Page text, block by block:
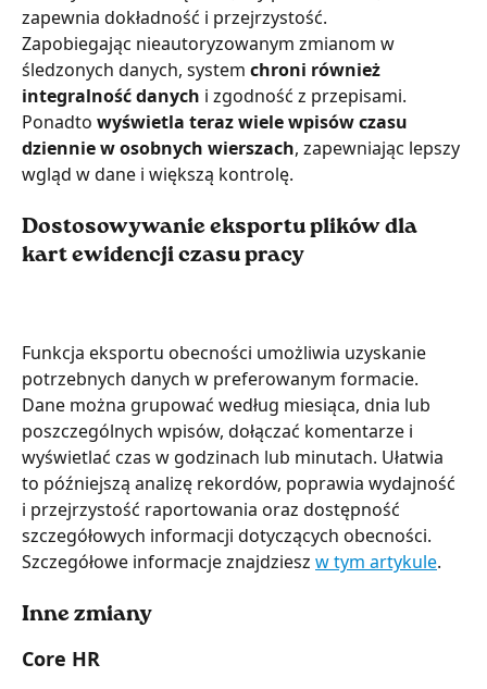
zapewnia dokładność i przejrzystość.
Zapobiegając nieautoryzowanym zmianom w
śledzonych danych, system chroni również
integralność danych i zgodność z przepisami.
Ponadto wyświetla teraz wiele wpisów czasu
dziennie w osobnych wierszach, zapewniając lepszy
wgląd w dane i większą kontrolę.
Dostosowywanie eksportu plików dla
kart ewidencji czasu pracy
Funkcja eksportu obecności umożliwia uzyskanie
potrzebnych danych w preferowanym formacie.
Dane można grupować według miesiąca, dnia lub
poszczególnych wpisów, dołączać komentarze i
wyświetlać czas w godzinach lub minutach. Ułatwia
to późniejszą analizę rekordów, poprawia wydajność
i przejrzystość raportowania oraz dostępność
szczegółowych informacji dotyczących obecności.
Szczegółowe informacje znajdziesz w tym artykule.
Inne zmiany
Core HR